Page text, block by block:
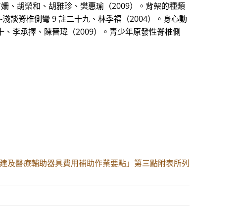
、胡榮和、胡雅珍、樊惠瑜（2009）。背架的種類
脊椎側彎 9 註二十九、林季福（2004）。身心動
李承擇、陳晉瑋（2009）。青少年原發性脊椎側
及醫療輔助器具費用補助作業要點」第三點附表所列